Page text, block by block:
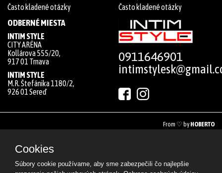
Často kladené otázky
Často kladené otázky
ODBERNÉ MIESTA
INTIM STYLE
CITY ARÉNA
Kollárova 555/20,
917 01 Trnava
INTIM STYLE
M.R. Štefánika 1180/2,
926 01 Sereď
0911646901
From ♡ by HOBERTO
Cookies
Súbory cookie používame, aby sme zabezpečili čo najlepšie